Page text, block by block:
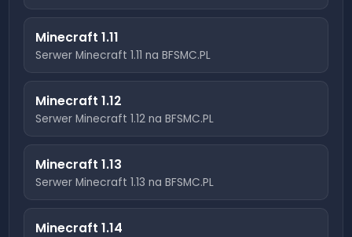
Minecraft1.11
Serwer Minecraft1.11 na BFSMC.PL
Minecraft1.12
Serwer Minecraft1.12 na BFSMC.PL
Minecraft1.13
Serwer Minecraft1.13 na BFSMC.PL
Minecraft1.14